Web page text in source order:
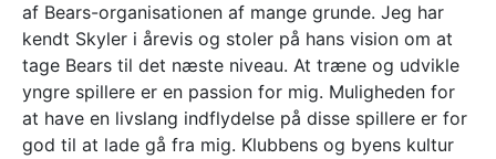
af Bears-organisationen af mange grunde. Jeg har
kendt Skyler i årevis og stoler på hans vision om at
tage Bears til det næste niveau. At træne og udvikle
yngre spillere er en passion for mig. Muligheden for
at have en livslang indflydelse på disse spillere er for
god til at lade gå fra mig. Klubbens og byens kultur